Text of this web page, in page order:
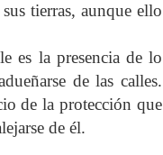
tierras, aunque ello
es la presencia de lo
de las calles.
de la protección que
de él.